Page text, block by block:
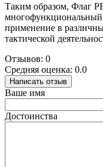
Таким образом, Флаг
многофункциональный
применение в
тактической
Отзывов: 0
Средняя оценка: 0.0
Написать отзыв
Ваше имя
Достоинства